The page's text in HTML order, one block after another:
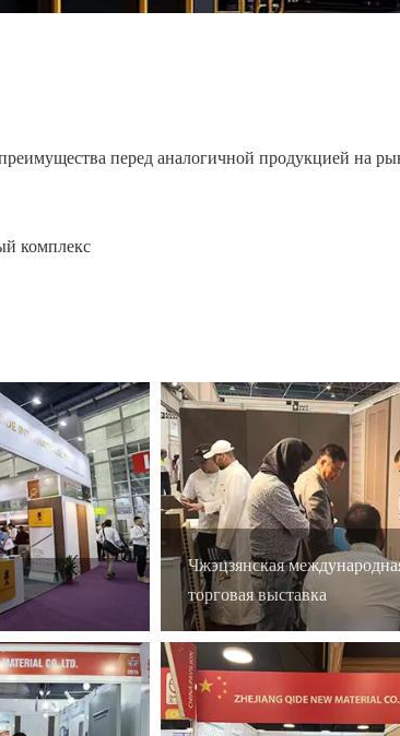
перед аналогичной продукцией на
комплекс
Чжэцзянская
торговая выставка